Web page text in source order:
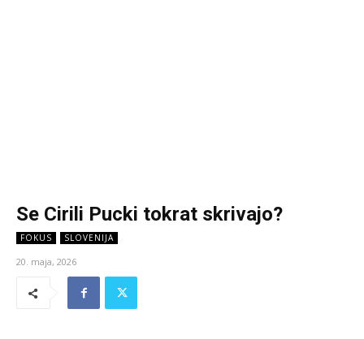
Se Cirili Pucki tokrat skrivajo?
FOKUS SLOVENIJA
20. maja, 2026